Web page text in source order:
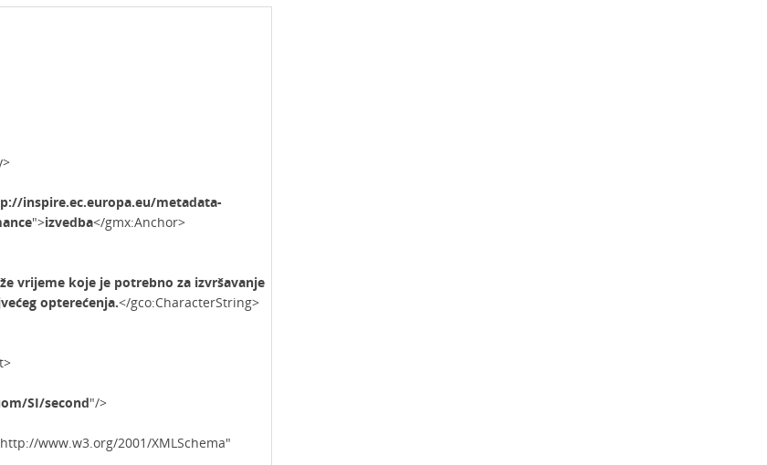
inspire.ec.europa.eu/metadata-
">izvedba</gmx:Anchor>
vrijeme koje je potrebno za izvršavanje
opterećenja.</gco:CharacterString>
SI/second"/>
2001/XMLSchema"